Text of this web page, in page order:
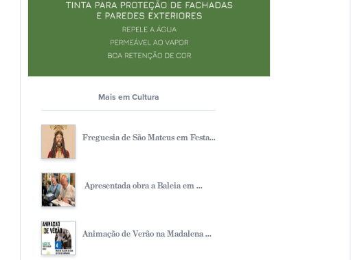
Mais em Cultura
Freguesia de São Mateus em Festa...
Apresentada obra a Baleia em ...
Animação de Verão na Madalena ...